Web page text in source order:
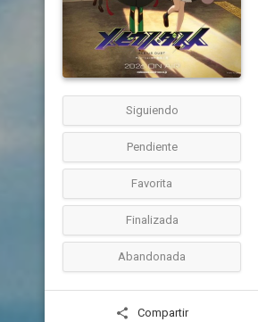
Siguiendo
Pendiente
Favorita
Finalizada
Abandonada
Compartir